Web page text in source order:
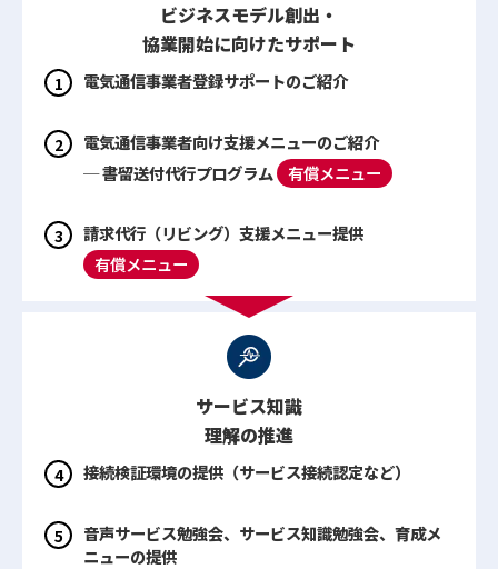
ビジネスモデル創出・
協業開始に向けたサポート
電気通信事業者登録サポートのご紹介
電気通信事業者向け支援メニューのご紹介
─ 書留送付代行プログラム
有償メニュー
請求代行（リビング）支援メニュー提供
有償メニュー
サービス知識
理解の推進
接続検証環境の提供（サービス接続認定など）
音声サービス勉強会、サービス知識勉強会、育成メ
ニューの提供